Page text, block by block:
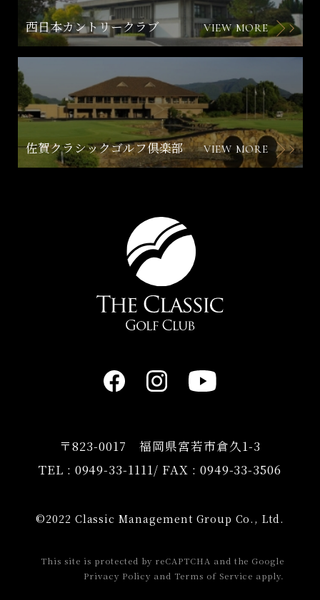
〒823-0017 福岡県宮若市倉久1-3
TEL : 0949-33-1111/ FAX : 0949-33-3506
西日本カントリークラブ VIEW MORE
佐賀クラシックゴルフ倶楽部 VIEW MORE
©2022 Classic Management Group Co., Ltd.
This site is protected by reCAPTCHA and the Google
Privacy Policy and Terms of Service apply.
組み合わせ連絡 ご予約 よくあるご質問